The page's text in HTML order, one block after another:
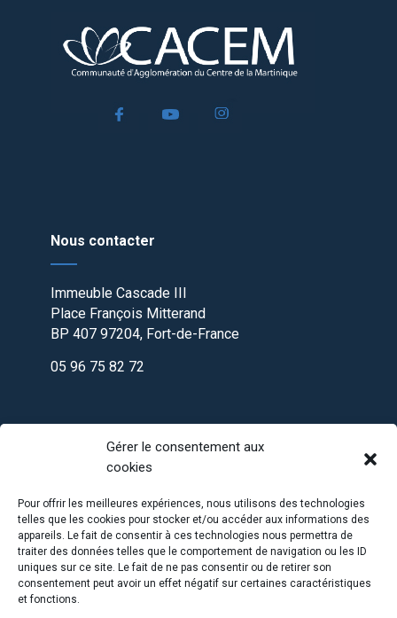
Nous contacter
Immeuble Cascade III
Place François Mitterand
BP 407 97204, Fort-de-France
05 96 75 82 72
Gérer le consentement aux
cookies
Pour offrir les meilleures expériences, nous utilisons des technologies
telles que les cookies pour stocker et/ou accéder aux informations des
appareils. Le fait de consentir à ces technologies nous permettra de
traiter des données telles que le comportement de navigation ou les ID
uniques sur ce site. Le fait de ne pas consentir ou de retirer son
consentement peut avoir un effet négatif sur certaines caractéristiques
et fonctions.